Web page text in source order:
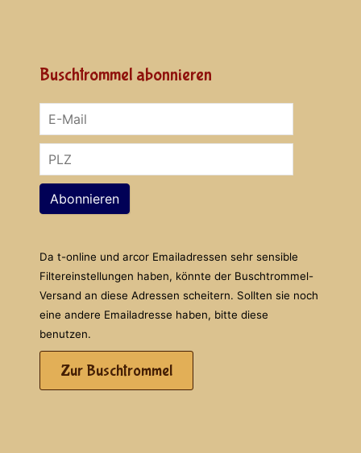
Buschtrommel abonnieren
Abonnieren
Da t-online und arcor Emailadressen sehr sensible
Filtereinstellungen haben, könnte der Buschtrommel-
Versand an diese Adressen scheitern. Sollten sie noch
eine andere Emailadresse haben, bitte diese
benutzen.
Zur Buschtrommel